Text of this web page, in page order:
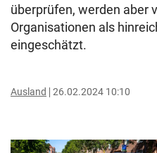
überprüfen, werden aber
Organisationen als
eingeschätzt.
Ausland 26.02.2024 10:10